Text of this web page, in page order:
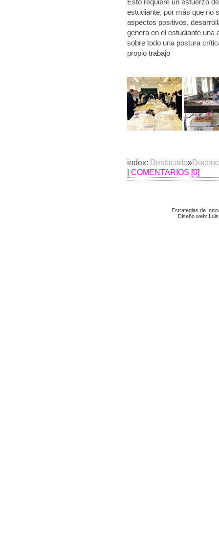
Esto requiere un esfuerzo
estudiante, por más que no
aspectos positivos,
genera en el estudiante
sobre todo una postura
propio trabajo
index: Destacado»
COMENTARIOS [0]
Estrategias de
Diseño web: